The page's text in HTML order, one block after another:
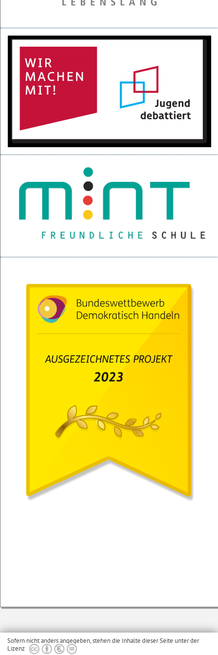
Projektpräsentation der 6d für den BGC
16.05.2025
Kurzfilme über den Izmir-Austausch im Kino
22.04.2025
KI-Fortbildung der Lehrerschaft
Null-Tage-Feier und Ferien!
Sofern nicht anders angegeben, stehen die Inhalte dieser Seite unter der
Lizenz